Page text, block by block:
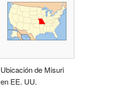
Ubicación de Misuri
en EE. UU.